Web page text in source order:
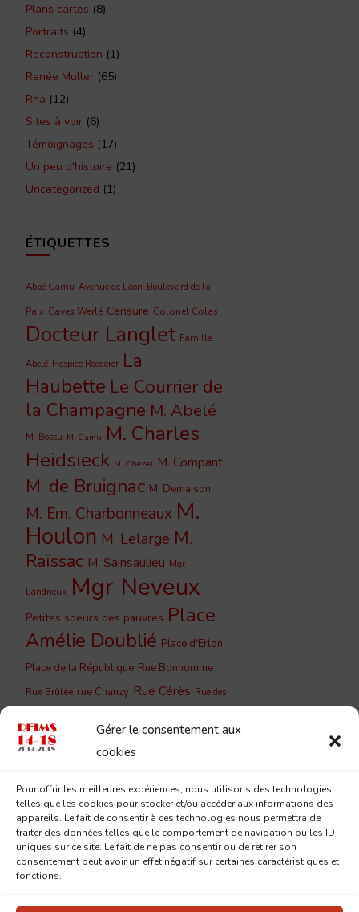
Gérer le consentement aux
cookies
Pour offrir les meilleures expériences, nous utilisons des technologies
telles que les cookies pour stocker et/ou accéder aux informations des
appareils. Le fait de consentir à ces technologies nous permettra de
traiter des données telles que le comportement de navigation ou les ID
uniques sur ce site. Le fait de ne pas consentir ou de retirer son
consentement peut avoir un effet négatif sur certaines caractéristiques et
fonctions.
Plans cartes (8)
Portraits (4)
Reconstruction (1)
Renée Muller (65)
Rha (12)
Sites à voir (6)
Témoignages (17)
Un peu d'histoire (21)
Uncategorized (1)
ÉTIQUETTES
Abbé Camu Avenue de Laon Boulevard de la
Paix Caves Werlé Censure Colonel Colas
Docteur Langlet Famille
Abelé Hospice Roederer La
Haubette Le Courrier de
la Champagne M. Abelé
M. Bossu M. Camu M. Charles
Heidsieck M. Chezel M. Compant
M. de Bruignac M. Demaison
M. Em. Charbonneaux M.
Houlon M. Lelarge M.
Raïssac M. Sainsaulieu Mgr
Landrieux Mgr Neveux
Petites soeurs des pauvres Place
Amélie Doublié Place d'Erlon
Place de la République Rue Bonhomme
Rue Brûlée rue Chanzy Rue Cérès Rue des
Barbâtre
Rue du Jard
Eugène Desteuque Rue Lesage Saint-
André Saint-Remi Sainte-
Geneviève